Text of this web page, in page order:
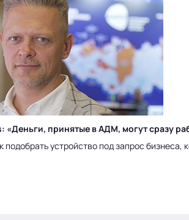
«Деньги, принятые в АДМ, могут сразу
подобрать устройство под запрос